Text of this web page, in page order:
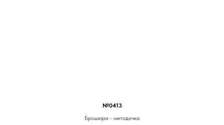
№0413
Брошюра - методичка